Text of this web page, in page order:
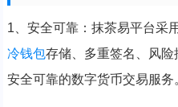
1、安全可靠：抹茶易平台采
冷钱包存储、多重签名、风
安全可靠的数字货币交易服务